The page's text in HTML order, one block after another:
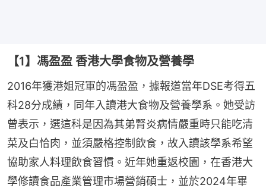
【1】馮盈盈 香港大學食物及營養學
2016年獲港姐冠軍的馮盈盈，據報道當年DSE考得五
科28分成績，同年入讀港大食物及營養學系。她受訪
曾表示，選這科是因為其弟腎炎病情嚴重時只能吃清
菜及白恰肉，並須嚴格控制飲食，故入讀該學系希望
協助家人料理飲食習慣。近年她重返校園，在香港大
學修讀食品產業管理市場營銷碩士，並於2024年畢